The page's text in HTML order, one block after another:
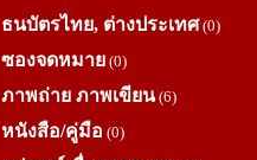
ธนบัตรไทย, ต่างประเทศ(0)
ซองจดหมาย (0)
ภาพถ่าย ภาพเขียน(6)
หนังสือ/คู่มือ (0)